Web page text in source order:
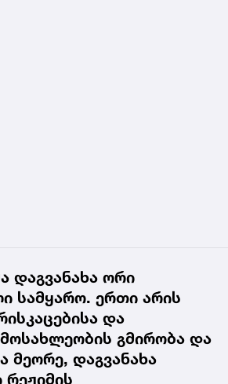
დაგვანახა ორი
სამყარო. ერთი არის
და
გმირობა და
მეორე, დაგვანახა